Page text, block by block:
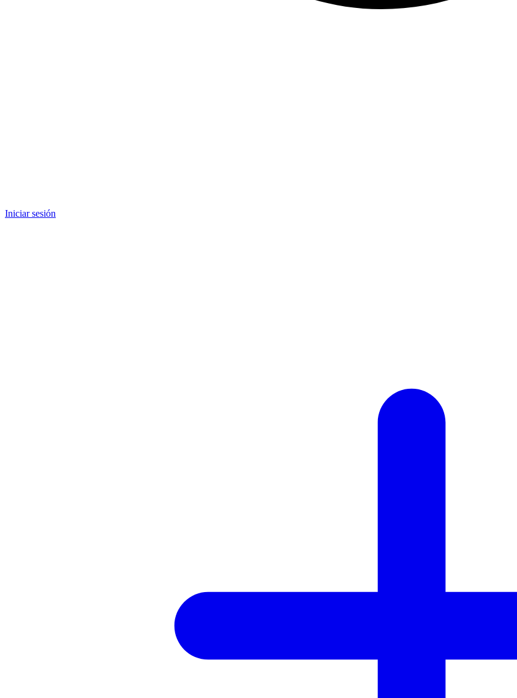
Iniciar sesión